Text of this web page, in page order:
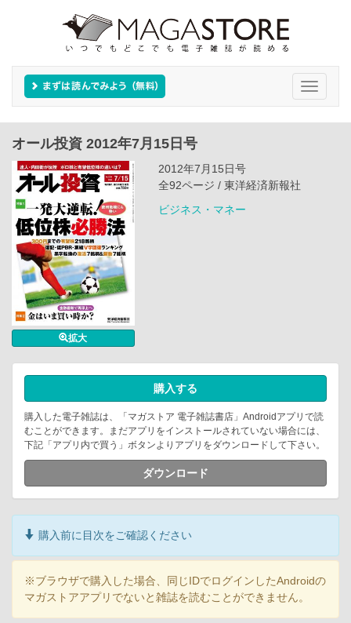
Toggle
オール投資 2012年7月15日号
拡大
2012年7月15日号
全92ページ / 東洋経済新報社
ビジネス・マネー
購入する
購入した電子雑誌は、「マガストア 電子雑誌書店」Androidアプリで読
むことができます。まだアプリをインストールされていない場合には、
下記「アプリ内で買う」ボタンよりアプリをダウンロードして下さい。
ダウンロード
購入前に目次をご確認ください
※ブラウザで購入した場合、同じIDでログインしたAndroidの
マガストアアプリでないと雑誌を読むことができません。